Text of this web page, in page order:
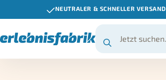
NEUTRALER & SCHNELLER VERSAND